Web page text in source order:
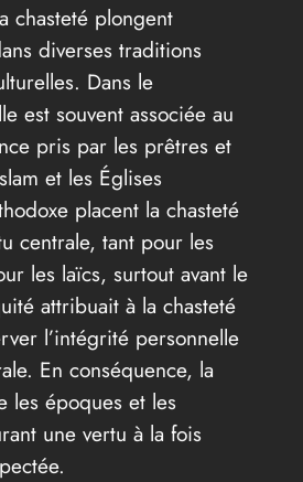
chasteté plongent
diverses traditions
Dans le
est souvent associée au
pris par les prêtres et
et les Églises
placent la chasteté
centrale, tant pour les
les laïcs, surtout avant le
attribuait à la chasteté
l’intégrité personnelle
En conséquence, la
les époques et les
une vertu à la fois